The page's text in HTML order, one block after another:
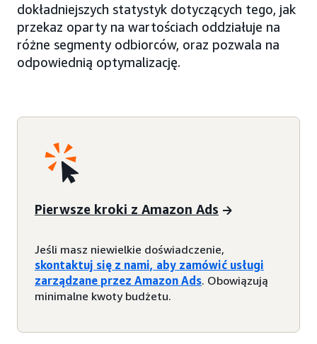
dokładniejszych statystyk dotyczących tego, jak
przekaz oparty na wartościach oddziałuje na
różne segmenty odbiorców, oraz pozwala na
odpowiednią optymalizację.
Pierwsze kroki z Amazon Ads
Jeśli masz niewielkie doświadczenie,
skontaktuj się z nami, aby zamówić usługi
zarządzane przez Amazon Ads. Obowiązują
minimalne kwoty budżetu.